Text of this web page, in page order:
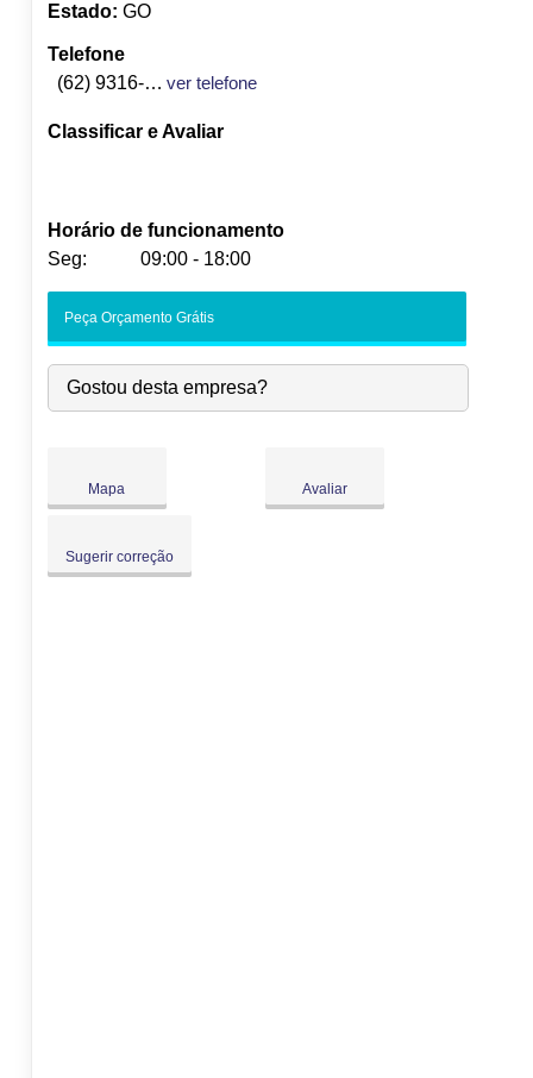
Estado: GO
Telefone
(62) 9316-5177
ver telefone
Classificar e Avaliar
Horário de funcionamento
Seg:
09:00 - 18:00
-
Qua:
09:00-18:00
Qui:
09:00-18:00
Peça Orçamento Grátis
Gostou desta empresa?
Mapa Avaliar
Sugerir correção